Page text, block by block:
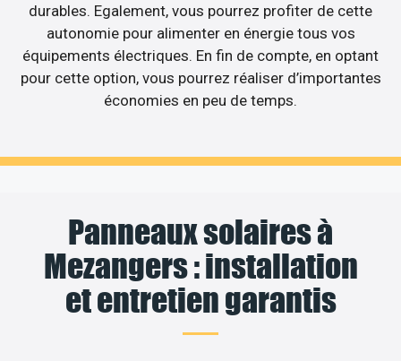
durables. Egalement, vous pourrez profiter de cette
autonomie pour alimenter en énergie tous vos
équipements électriques. En fin de compte, en optant
pour cette option, vous pourrez réaliser d’importantes
économies en peu de temps.
Panneaux solaires à
Mezangers : installation
et entretien garantis